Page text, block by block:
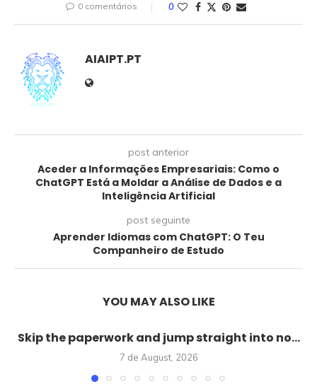
0 comentários 0
AIAIPT.PT
post anterior
Aceder a Informações Empresariais: Como o
ChatGPT Está a Moldar a Análise de Dados e a
Inteligência Artificial
post seguinte
Aprender Idiomas com ChatGPT: O Teu
Companheiro de Estudo
YOU MAY ALSO LIKE
Skip the paperwork and jump straight into no...
7 de August, 2026